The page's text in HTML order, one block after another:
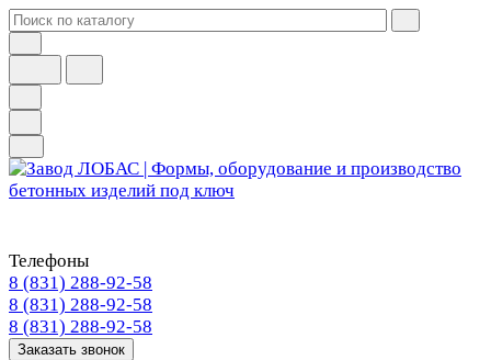
Телефоны
8 (831) 288-92-58
8 (831) 288-92-58
8 (831) 288-92-58
Заказать звонок